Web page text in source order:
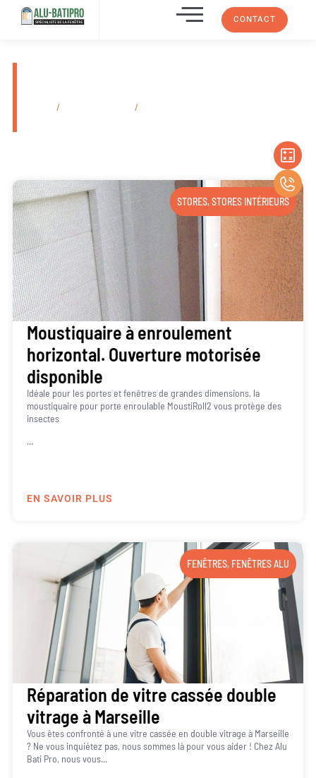
CONTACT
/ /
STORES,STORES INTÉRIEURS
Moustiquaire à enroulement
horizontal. Ouverture motorisée
disponible
Idéale pour les portes et fenêtres de grandes dimensions, la
moustiquaire pour porte enroulable MoustiRoll2 vous protège des
insectes
...
EN SAVOIR PLUS
FENÊTRES, FENÊTRES ALU
Réparation de vitre cassée double
vitrage à Marseille
Vous êtes confronté à une vitre cassée en double vitrage à Marseille
? Ne vous inquiétez pas, nous sommes là pour vous aider ! Chez Alu
Bati Pro, nous vous...